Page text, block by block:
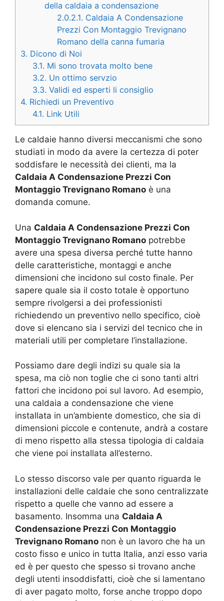
della caldaia a condensazione
2.0.2.1. Caldaia A Condensazione
Prezzi Con Montaggio Trevignano
Romano della canna fumaria
3. Dicono di Noi
3.1. Mi sono trovata molto bene
3.2. Un ottimo servzio
3.3. Validi ed esperti li consiglio
4. Richiedi un Preventivo
4.1. Link Utili
Le caldaie hanno diversi meccanismi che sono
studiati in modo da avere la certezza di poter
soddisfare le necessità dei clienti, ma la
Caldaia A Condensazione Prezzi Con
Montaggio Trevignano Romano è una
domanda comune.
Una Caldaia A Condensazione Prezzi Con
Montaggio Trevignano Romano potrebbe
avere una spesa diversa perché tutte hanno
delle caratteristiche, montaggi e anche
dimensioni che incidono sul costo finale. Per
sapere quale sia il costo totale è opportuno
sempre rivolgersi a dei professionisti
richiedendo un preventivo nello specifico, cioè
dove si elencano sia i servizi del tecnico che in
materiali utili per completare l’installazione.
Possiamo dare degli indizi su quale sia la
spesa, ma ciò non toglie che ci sono tanti altri
fattori che incidono poi sul lavoro. Ad esempio,
una caldaia a condensazione che viene
installata in un’ambiente domestico, che sia di
dimensioni piccole e contenute, andrà a costare
di meno rispetto alla stessa tipologia di caldaia
che viene poi installata all’esterno.
Lo stesso discorso vale per quanto riguarda le
installazioni delle caldaie che sono centralizzate
rispetto a quelle che vanno ad essere a
basamento. Insomma una Caldaia A
Condensazione Prezzi Con Montaggio
Trevignano Romano non è un lavoro che ha un
costo fisso e unico in tutta Italia, anzi esso varia
ed è per questo che spesso si trovano anche
degli utenti insoddisfatti, cioè che si lamentano
di aver pagato molto, forse anche troppo dopo